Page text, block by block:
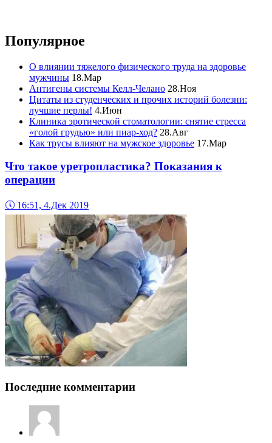
Популярное
О влиянии тяжелого физического труда на здоровье
мужчины 18.Мар
Антигены системы Келл-Челано 28.Ноя
Цитаты из студенческих и прочих историй болезни:
лучшие перлы! 4.Июн
Клиника эротической стоматологии: снятие стресса
«голой грудью» или пиар-ход? 28.Авг
Как трусы влияют на мужское здоровье 17.Мар
Что такое уретропластика? Показания к
операции
🕔 16:51, 4.Дек 2019
Последние комментарии